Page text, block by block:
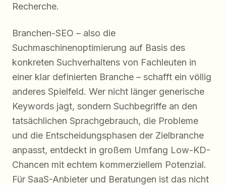
Recherche.
Branchen-SEO – also die
Suchmaschinenoptimierung auf Basis des
konkreten Suchverhaltens von Fachleuten in
einer klar definierten Branche – schafft ein völlig
anderes Spielfeld. Wer nicht länger generische
Keywords jagt, sondern Suchbegriffe an den
tatsächlichen Sprachgebrauch, die Probleme
und die Entscheidungsphasen der Zielbranche
anpasst, entdeckt in großem Umfang Low-KD-
Chancen mit echtem kommerziellem Potenzial.
Für SaaS-Anbieter und Beratungen ist das nicht